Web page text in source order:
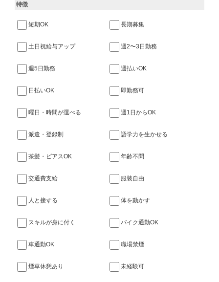
特徴
短期OK 長期募集
土日祝給与アップ 週2〜3日勤務
週5日勤務 週払いOK
日払いOK 即勤務可
曜日・時間が選べる 週1日からOK
派遣・登録制 語学力を生かせる
茶髪・ピアスOK 年齢不問
交通費支給 服装自由
人と接する 体を動かす
スキルが身に付く バイク通勤OK
車通勤OK 職場禁煙
煙草休憩あり 未経験可